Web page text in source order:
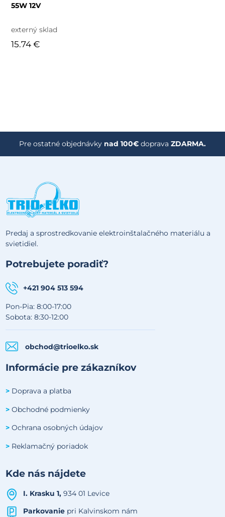
55W 12V
externý sklad
15.74 €
Pre ostatné objednávky nad 100€ doprava ZDARMA.
Predaj a sprostredkovanie elektroinštalačného materiálu a
svietidiel.
Potrebujete poradiť?
+421 904 513 594
Pon-Pia: 8:00-17:00
Sobota: 8:30-12:00
obchod@trioelko.sk
Informácie pre zákazníkov
> Doprava a platba
> Obchodné podmienky
> Ochrana osobných údajov
> Reklamačný poriadok
Kde nás nájdete
I. Krasku 1,934 01 Levice
Parkovanie pri Kalvinskom nám